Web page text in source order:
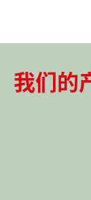
我们的